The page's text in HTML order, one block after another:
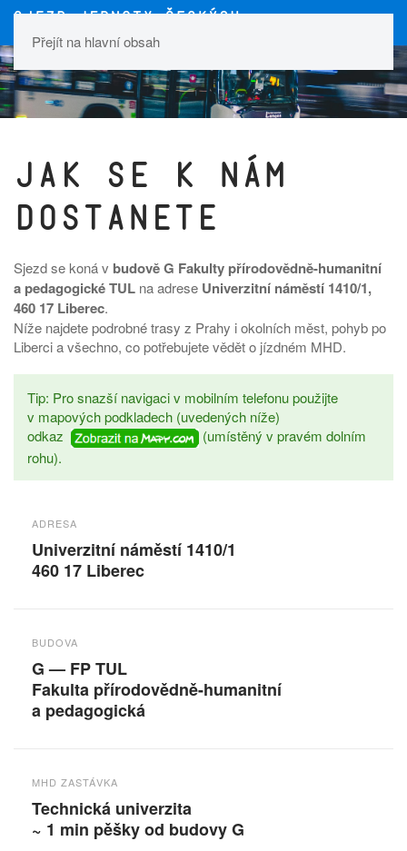
Přejít na hlavní obsah
Jak se k nám
dostanete
Sjezd se koná v budově G Fakulty přírodovědně-humanitní
a pedagogické TUL na adrese Univerzitní náměstí 1410/1,
460 17 Liberec.
Níže najdete podrobné trasy z Prahy i okolních měst, pohyb po
Liberci a všechno, co potřebujete vědět o jízdném MHD.
Tip: Pro snazší navigaci v mobilním telefonu použijte
v mapových podkladech (uvedených níže)
odkaz
(umístěný v pravém dolním
rohu).
ADRESA
Univerzitní náměstí 1410/1
460 17 Liberec
BUDOVA
G — FP TUL
Fakulta přírodovědně-humanitní
a pedagogická
MHD ZASTÁVKA
Technická univerzita
~ 1 min pěšky od budovy G